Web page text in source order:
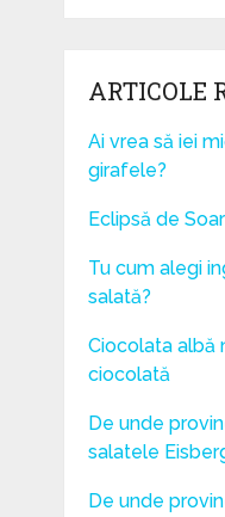
ARTICOLE
Ai vrea să iei
girafele?
Eclipsă de
Tu cum alegi
salată?
Ciocolata albă
ciocolată
De unde
salatele
De unde